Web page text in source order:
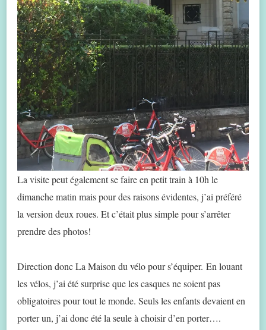
La visite peut également se faire en petit train à 10h le
dimanche matin mais pour des raisons évidentes, j’ai préféré
la version deux roues. Et c’était plus simple pour s’arrêter
prendre des photos!
Direction donc La Maison du vélo pour s’équiper. En louant
les vélos, j’ai été surprise que les casques ne soient pas
obligatoires pour tout le monde. Seuls les enfants devaient en
porter un, j’ai donc été la seule à choisir d’en porter….